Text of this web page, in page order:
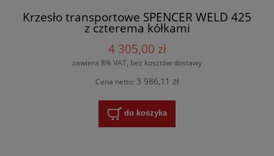
Krzesło transportowe SPENCER WELD 425
z czterema kółkami
4 305,00 zł
zawiera 8% VAT, bez kosztów dostawy
Cena netto: 3 986,11 zł
do koszyka